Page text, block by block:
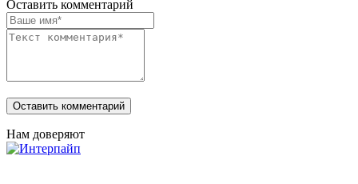
Оставить комментарий
Нам доверяют